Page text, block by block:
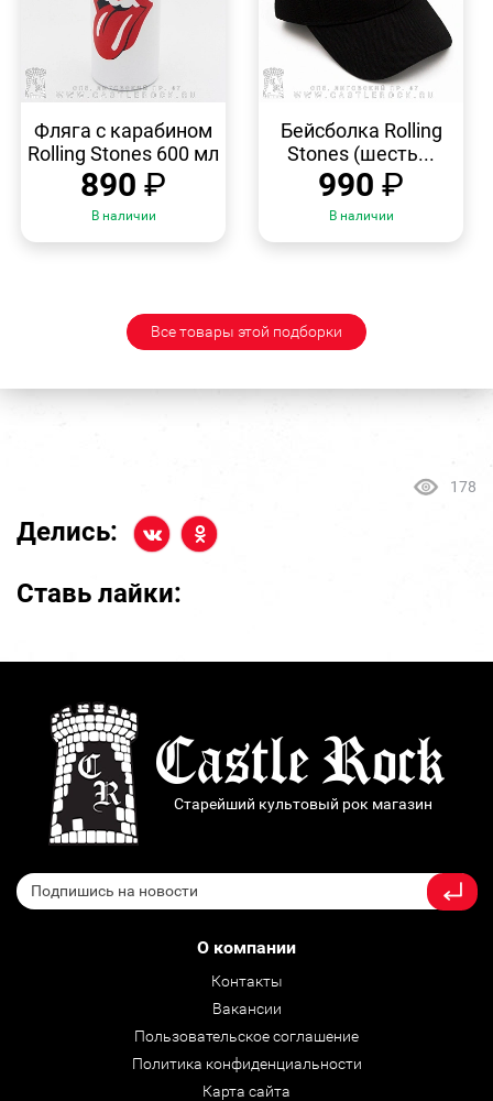
ПРОСМОТР
Фляга с карабином
Rolling Stones 600 мл
890 ₽
В наличии
ПРОСМОТР
Бейсболка Rolling
Stones (шесть...
990 ₽
В наличии
Все товары этой подборки
178
Делись:
Ставь лайки:
Старейший культовый рок магазин
О компании
Контакты
Вакансии
Пользовательское соглашение
Политика конфиденциальности
Карта сайта